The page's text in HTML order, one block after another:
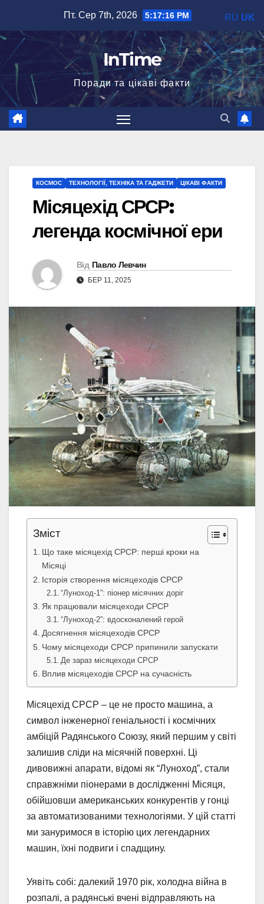
вмісту
Пт. Сер 7th, 2026 5:17:16 PM
InTime
Поради та цікаві факти
КОСМОС ТЕХНОЛОГІЇ, ТЕХНІКА ТА ГАДЖЕТИ ЦІКАВІ ФАКТИ
Місяцехід СРСР:
легенда космічної ери
Від Павло Левчин
БЕР 11, 2025
Зміст
Що таке місяцехід СРСР: перші кроки на
Місяці
Історія створення місяцеходів СРСР
“Луноход-1”: піонер місячних доріг
Як працювали місяцеходи СРСР
“Луноход-2”: вдосконалений герой
Досягнення місяцеходів СРСР
Чому місяцеходи СРСР припинили запускати
Де зараз місяцеходи СРСР
Вплив місяцеходів СРСР на сучасність
Місяцехід СРСР – це не просто машина, а
символ інженерної геніальності і космічних
амбіцій Радянського Союзу, який першим у світі
залишив сліди на місячній поверхні. Ці
дивовижні апарати, відомі як “Луноход”, стали
справжніми піонерами в дослідженні Місяця,
обійшовши американських конкурентів у гонці
за автоматизованими технологіями. У цій статті
ми зануримося в історію цих легендарних
машин, їхні подвиги і спадщину.
Уявіть собі: далекий 1970 рік, холодна війна в
розпалі, а радянські вчені відправляють на
RU UK